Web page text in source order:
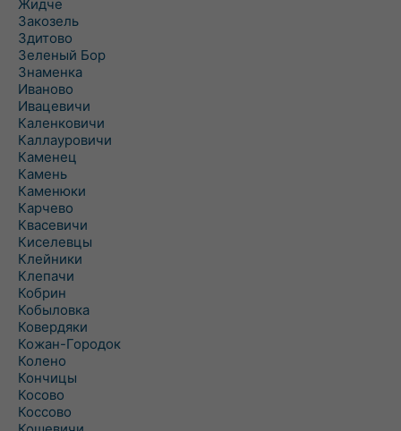
Жидче
Закозель
Здитово
Зеленый Бор
Знаменка
Иваново
Ивацевичи
Каленковичи
Каллауровичи
Каменец
Камень
Каменюки
Карчево
Квасевичи
Киселевцы
Клейники
Клепачи
Кобрин
Кобыловка
Ковердяки
Кожан-Городок
Колено
Кончицы
Косово
Коссово